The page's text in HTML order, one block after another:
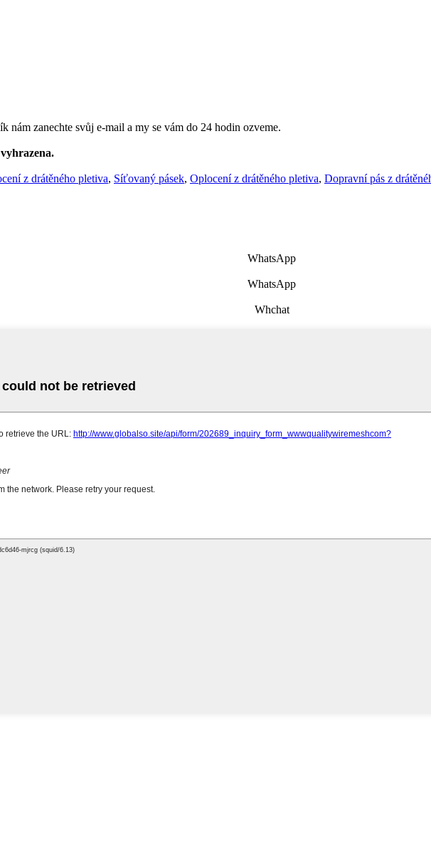
nám zanechte svůj e-mail a my se vám do 24 hodin ozveme.
z drátěného pletiva, Síťovaný pásek, Oplocení z drátěného pletiva, Dopravní pás z
WhatsApp
WhatsApp
Whchat